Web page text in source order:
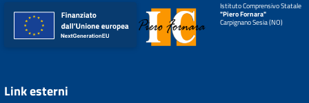
Istituto Comprensivo Statale
"Piero Fornara"
Carpignano Sesia (NO)
Link esterni